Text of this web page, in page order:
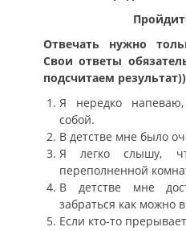
Отвечать нужно
Свои ответы
подсчитаем результат))
Я нередко
собой.
В детстве мне было
Я легко слышу,
переполненной
В детстве мне
забраться как можно
Если кто-то